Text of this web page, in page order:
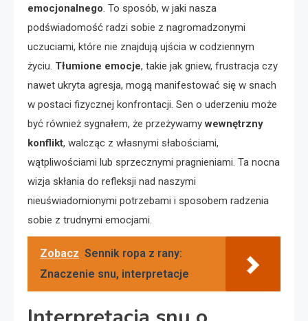
emocjonalnego. To sposób, w jaki nasza
podświadomość radzi sobie z nagromadzonymi
uczuciami, które nie znajdują ujścia w codziennym
życiu. Tłumione emocje, takie jak gniew, frustracja czy
nawet ukryta agresja, mogą manifestować się w snach
w postaci fizycznej konfrontacji. Sen o uderzeniu może
być również sygnałem, że przeżywamywewnętrzny
konflikt, walcząc z własnymi słabościami,
wątpliwościami lub sprzecznymi pragnieniami. Ta nocna
wizja skłania do refleksji nad naszymi
nieuświadomionymi potrzebami i sposobem radzenia
sobie z trudnymi emocjami.
Zobacz Sennik ropa z rany:
Znaczenie snu, interpretacje